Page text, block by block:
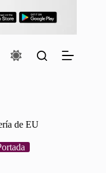
de EU